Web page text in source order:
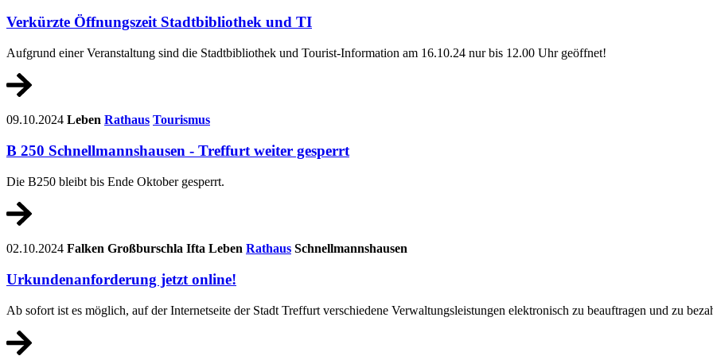
Verkürzte Öffnungszeit Stadtbibliothek und TI
Aufgrund einer Veranstaltung sind die Stadtbibliothek und Tourist-Information am 16.10.24 nur bis 12.00 Uhr geöffnet!
09.10.2024 Leben Rathaus Tourismus
B 250 Schnellmannshausen - Treffurt weiter gesperrt
Die B250 bleibt bis Ende Oktober gesperrt.
02.10.2024 Falken Großburschla Ifta Leben Rathaus Schnellmannshausen
Urkundenanforderung jetzt online!
Ab sofort ist es möglich, auf der Internetseite der Stadt Treffurt verschiedene Verwaltungsleistungen elektronisch zu beauftragen und zu